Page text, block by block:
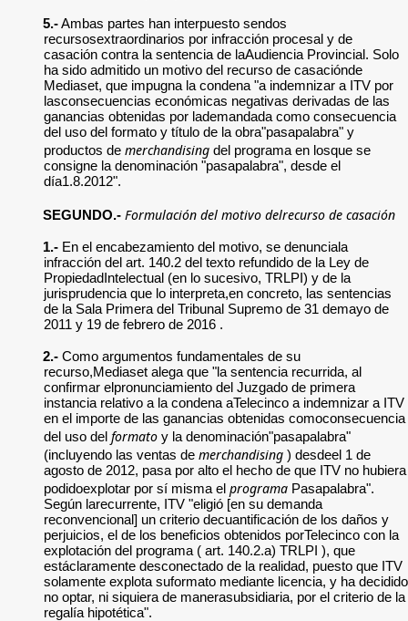
5.-Ambas partes han interpuesto sendos
recursosextraordinarios por infracción procesal y de
casación contra la sentencia de laAudiencia Provincial. Solo
ha sido admitido un motivo del recurso de casaciónde
Mediaset, que impugna la condena "a indemnizar a ITV por
lasconsecuencias económicas negativas derivadas de las
ganancias obtenidas por lademandada como consecuencia
del uso del formato y título de la obra"pasapalabra" y
productos de merchandising del programa en losque se
consigne la denominación "pasapalabra", desde el
día1.8.2012".
SEGUNDO.- Formulación del motivo delrecurso de casación
1.- En el encabezamiento del motivo, se denunciala
infracción del art. 140.2 del texto refundido de la Ley de
PropiedadIntelectual (en lo sucesivo, TRLPI) y de la
jurisprudencia que lo interpreta,en concreto, las sentencias
de la Sala Primera del Tribunal Supremo de 31 demayo de
2011 y 19 de febrero de 2016 .
2.- Como argumentos fundamentales de su
recurso,Mediaset alega que "la sentencia recurrida, al
confirmar elpronunciamiento del Juzgado de primera
instancia relativo a la condena aTelecinco a indemnizar a ITV
en el importe de las ganancias obtenidas comoconsecuencia
del uso del formato y la denominación"pasapalabra"
(incluyendo las ventas de merchandising ) desdeel 1 de
agosto de 2012, pasa por alto el hecho de que ITV no hubiera
podidoexplotar por sí misma el programa Pasapalabra".
Según larecurrente, ITV "eligió [en su demanda
reconvencional] un criterio decuantificación de los daños y
perjuicios, el de los beneficios obtenidos porTelecinco con la
explotación del programa ( art. 140.2.a) TRLPI ), que
estáclaramente desconectado de la realidad, puesto que ITV
solamente explota suformato mediante licencia, y ha decidido
no optar, ni siquiera de manerasubsidiaria, por el criterio de la
regalía hipotética".